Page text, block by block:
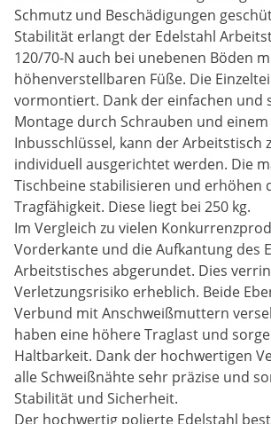
Schmutz und Beschädigungen
Stabilität erlangt der Edelstahl
120/70-N auch bei unebenen Böden
höhenverstellbaren Füße. Die
vormontiert. Dank der einfachen und
Montage durch Schrauben und
Inbusschlüssel, kann der Arbeitstisch
individuell ausgerichtet werden. Die
Tischbeine stabilisieren und erhöhen
Tragfähigkeit. Diese liegt bei 250 kg.
Im Vergleich zu vielen
Vorderkante und die Aufkantung des
Arbeitstisches abgerundet. Dies
Verletzungsrisiko erheblich. Beide
Verbund mit Anschweißmuttern
haben eine höhere Traglast und
Haltbarkeit. Dank der hochwertigen
alle Schweißnähte sehr präzise und
Stabilität und Sicherheit.
Der hochwertig polierte Edelstahl